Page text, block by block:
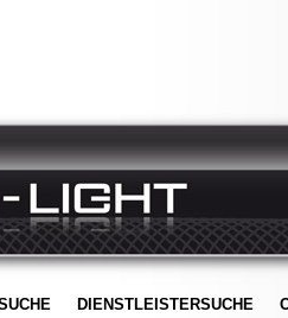
DIENSTLEISTERSUCHE